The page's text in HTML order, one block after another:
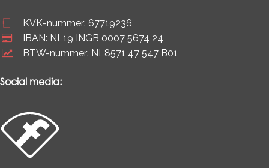
KVK-nummer: 67719236
IBAN: NL19 INGB 0007 5674 24
BTW-nummer: NL8571 47 547 B01
Social media: